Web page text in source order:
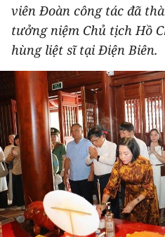
THẾ GIỚI
THỂ THAO
GIÁO DỤC
Y TẾ
KHOA HỌC - CÔNG NGHỆ
MÔI TRƯỜNG
BẠN ĐỌC
viên Đoàn công tác đã
tưởng niệm Chủ tịch Hồ
hùng liệt sĩ tại Điện Biên.